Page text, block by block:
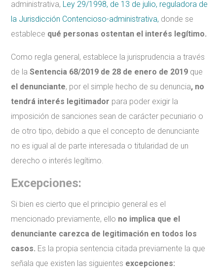
administrativa, Ley 29/1998, de 13 de julio, reguladora de
la Jurisdicción Contencioso-administrativa, donde se
establece qué personas ostentan el interés legítimo.
Como regla general, establece la jurisprudencia a través
de laSentencia 68/2019 de 28 de enero de 2019 que
el denunciante, por el simple hecho de su denuncia, no
tendrá interés legitimador para poder exigir la
imposición de sanciones sean de carácter pecuniario o
de otro tipo, debido a que el concepto de denunciante
no es igual al de parte interesada o titularidad de un
derecho o interés legítimo.
Excepciones:
Si bien es cierto que el principio general es el
mencionado previamente, ello no implica que el
denunciante carezca de legitimación en todos los
casos. Es la propia sentencia citada previamente la que
señala que existen las siguientes excepciones: